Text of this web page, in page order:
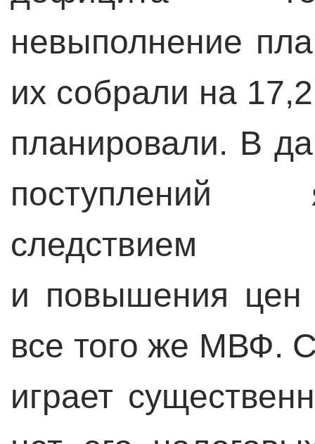
невыполнение
их собрали на
планировали. В
поступлений
следствием
и повышения цен
все того же МВФ.
играет